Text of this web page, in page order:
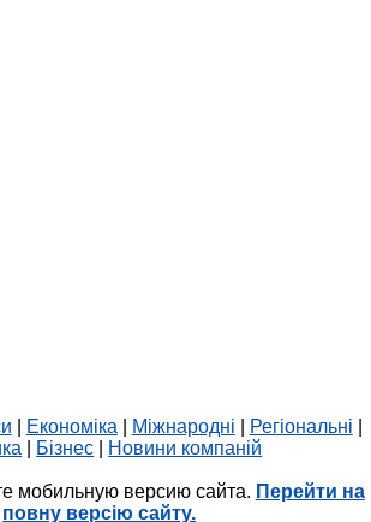
Економіка Міжнародні Регіональні
Бізнес Новини компаній
мобильную версию сайта. Перейти на
повну версію сайту.